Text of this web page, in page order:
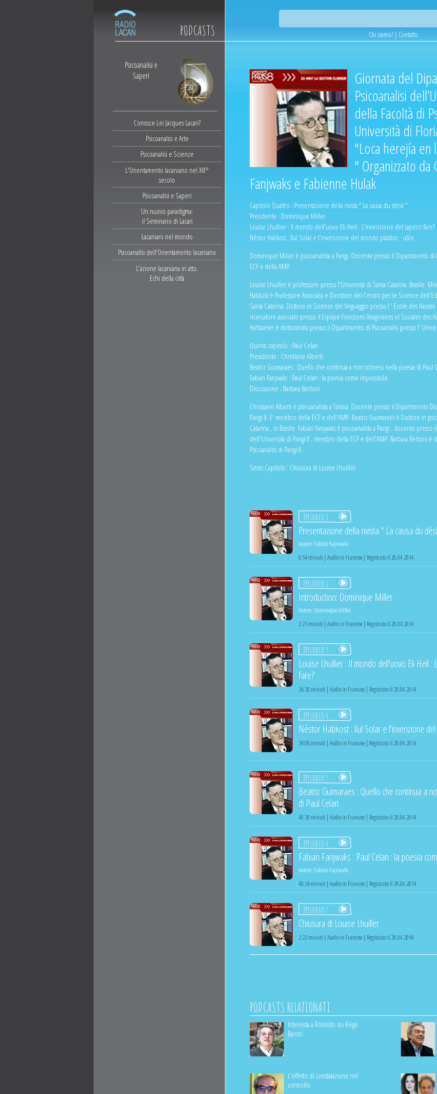
PODCASTS
Psicoanalisi e
Saperi
Conosce Lei Jacques Lacan?
Psicoanalisi e Arte
Psicoanalisi e Scienze
L'Orientamento lacaniano nel XXI°
secolo
Psicoanalisi e Saperi
Un nuovo paradigma:
il Seminario di Lacan
Lacaniani nel mondo
Psicoanalisi dell'Orientamento lacaniano
L'azione lacaniana in atto.
Echi della città
Chi siamo? | Contatto
Giornata del
Psicoanalisi
della Facoltà di
Università di
"Loca herejía en
" Organizzato
Fanjwaks e Fabienne Hulak
Capitolo Quattro : Presentazione della rivista " La causa du désir "
Presidente : Dominique Miller
Louise Lhullier : Il mondo dell'uovo Eli Heil : L'invenzione del saperci fare?
Néstor Habkost : Xul Solar e l'invenzione del mondo plastico - utile.
Dominique Miller è psicoanalista a Parigi. Docente presso il Dipartimento di
ECF e della AMP.
Louise Lhuiller è professore presso l'Università di Santa Catarina. Brasile.
Habkost è Professore Associato e Direttore del Centro per le Scienze
Santa Catarina. Dottore in Scienze del linguaggio presso l ' Ecole des
ricercatore associato presso il Equipe Fonctions Imaginaires et Sociales des
Hofstaeter è dottorando presso il Dipartimento di Psicoanalisi presso l'
Quinto capitolo : Paul Celan
Presidente : Christiane Alberti
Beatriz Guimaraes : Quello che continua a non scriversi nella poesia di Paul
Fabian Fanjwaks : Paul Celan : la poesia come impossibile.
Discussione : Barbara Bertoni
Christiane Alberti è psicoanalista a Tolosa. Docente presso il Dipartimento
Parigi 8. E' membro della ECF e dell'AMP. Beatriz Guimaraes è Dottore in
Catarina , in Brasile. Fabián Fanjwaks è psicoanalista a Parigi , docente
dell'Università di Parigi 8 , membro della ECF e dell'AMP. Barbara Bertoni
Psicoanalisi di Parigi 8.
Sesto Capitolo : Chiusura di Louise Lhuiller
Episodio 1
Presentazione della rivista " La causa du
Autore: Fabián Fajnwaks
8:54 minuti | Audio in Francese | Registrato il 28.04.2014
Episodio 2
Introduction: Dominique Miller
Autore: Dominique Miller
2:21 minuti | Audio in Francese | Registrato il 28.04.2014
Episodio 3
Louise Lhullier : Il mondo dell'uovo Eli Heil :
fare?
26:38 minuti | Audio in Francese | Registrato il 28.04.2014
Episodio 4
Néstor Habkost : Xul Solar e l'invenzione
34:08 minuti | Audio in Francese | Registrato il 28.04.2014
Episodio 5
Beatriz Guimaraes : Quello che continua a
di Paul Celan
40:30 minuti | Audio in Francese | Registrato il 28.04.2014
Episodio 6
Fabian Fanjwaks : Paul Celan : la poesia
Autore: Fabián Fajnwaks
48:36 minuti | Audio in Francese | Registrato il 28.04.2014
Episodio 7
Chiusura di Louise Lhuiller
2:22 minuti | Audio in Francese | Registrato il 28.04.2014
PODCASTS RELAZIONATI
Intervista a Romildo do Règo
Barros
L'effetto di constatazione nel
controllo